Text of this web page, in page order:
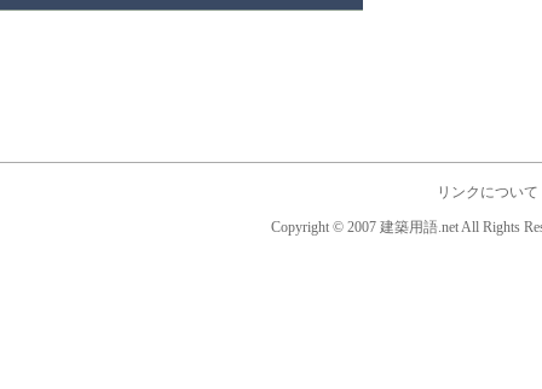
リンクについて
Copyright © 2007 建築用語.net All Rights